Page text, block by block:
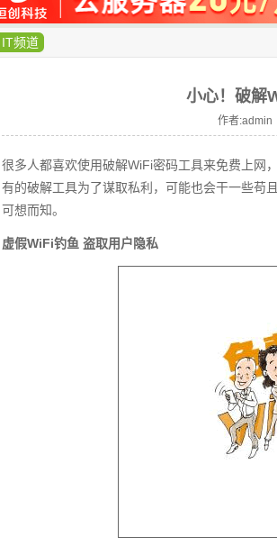
IT频道
小心！破解
作者
很多人都喜欢使用破解WiFi密码工具来免费上网
有的破解工具为了谋取私利，可能也会干一些苟
可想而知。
虚假WiFi钓鱼 盗取用户隐私